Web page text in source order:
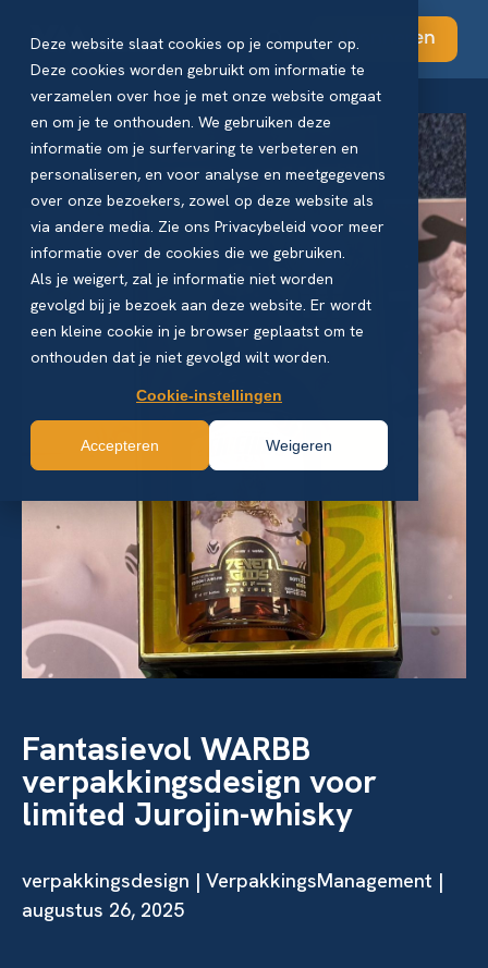
Deze website slaat cookies op je computer op.
Deze cookies worden gebruikt om informatie te
verzamelen over hoe je met onze website omgaat
en om je te onthouden. We gebruiken deze
informatie om je surfervaring te verbeteren en
personaliseren, en voor analyse en meetgegevens
over onze bezoekers, zowel op deze website als
via andere media. Zie ons Privacybeleid voor meer
informatie over de cookies die we gebruiken.
Als je weigert, zal je informatie niet worden
gevolgd bij je bezoek aan deze website. Er wordt
een kleine cookie in je browser geplaatst om te
onthouden dat je niet gevolgd wilt worden.
Cookie-instellingen
Accepteren Weigeren
Abonneren
Fantasievol WARBB
verpakkingsdesign voor
limited Jurojin-whisky
verpakkingsdesign | VerpakkingsManagement |
augustus 26, 2025